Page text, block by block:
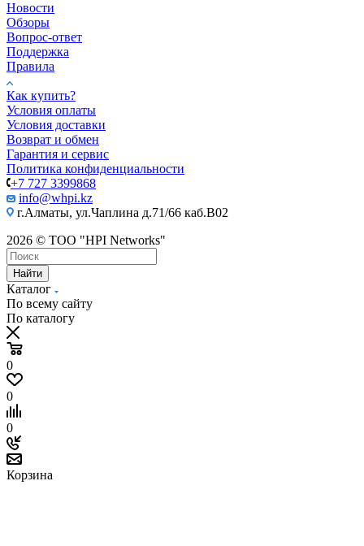
Новости
Обзоры
Вопрос-ответ
Поддержка
Правила
Как купить?
Условия оплаты
Условия доставки
Возврат и обмен
Гарантия и сервис
Политика конфиденциальности
+7 727 3399868
info@whpi.kz
г.Алматы, ул.Чаплина д.71/66 каб.B02
2026 © ТОО "HPI Networks"
Найти
Каталог
По всему сайту
По каталогу
0
0
0
Корзина